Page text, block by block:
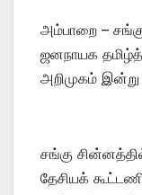
அம்பாறை –
ஜனநாயக
அறிமுகம்
சங்கு
தேசியக்